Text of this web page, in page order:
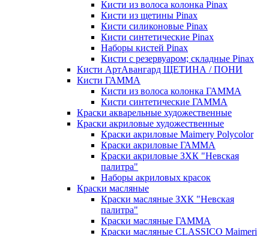
Кисти из волоса колонка Pinax
Кисти из щетины Pinax
Кисти силиконовые Pinax
Кисти синтетические Pinax
Наборы кистей Pinax
Кисти с резервуаром; складные Pinax
Кисти АртАвангард ЩЕТИНА / ПОНИ
Кисти ГАММА
Кисти из волоса колонка ГАММА
Кисти синтетические ГАММА
Краски акварельные художественные
Краски акриловые художественные
Краски акриловые Maimery Polycolor
Краски акриловые ГАММА
Краски акриловые ЗХК "Невская
палитра"
Наборы акриловых красок
Краски масляные
Краски масляные ЗХК "Невская
палитра"
Краски масляные ГАММА
Краски масляные CLASSICO Maimeri